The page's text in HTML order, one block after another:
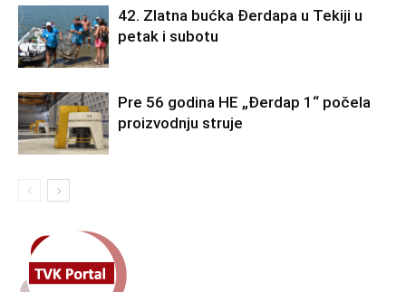
42. Zlatna bućka Đerdapa u Tekiji u
petak i subotu
Pre 56 godina HE „Đerdap 1“ počela
proizvodnju struje